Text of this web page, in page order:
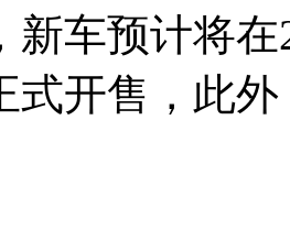
新车预计将
式开售，此